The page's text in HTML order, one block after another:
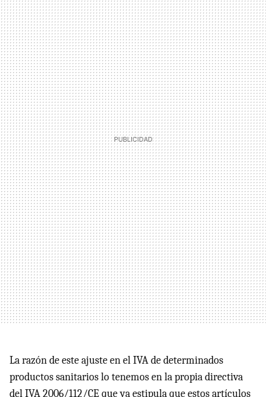
La razón de este ajuste en el IVA de determinados
productos sanitarios lo tenemos en la propia directiva
del IVA 2006/112/CE que ya estipula que estos artículos